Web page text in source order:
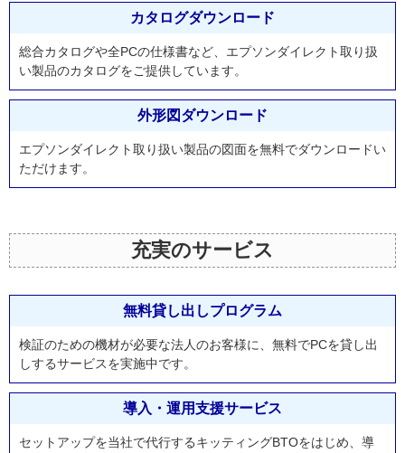
カタログダウンロード
総合カタログや全PCの仕様書など、エプソンダイレクト取り扱
い製品のカタログをご提供しています。
外形図ダウンロード
エプソンダイレクト取り扱い製品の図面を無料でダウンロードい
ただけます。
充実のサービス
無料貸し出しプログラム
検証のための機材が必要な法人のお客様に、無料でPCを貸し出
しするサービスを実施中です。
導入・運用支援サービス
セットアップを当社で代行するキッティングBTOをはじめ、導